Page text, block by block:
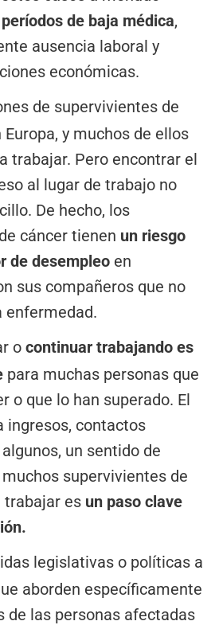
de baja médica,
ausencia laboral y
económicas.
de supervivientes de
y muchos de ellos
trabajar. Pero encontrar el
al lugar de trabajo no
De hecho, los
cáncer tienen un riesgo
de desempleo en
sus compañeros que no
enfermedad.
o continuar trabajando es
para muchas personas que
o que lo han superado. El
ingresos, contactos
un sentido de
supervivientes de
trabajar es un paso clave
legislativas o políticas a
aborden específicamente
de las personas afectadas